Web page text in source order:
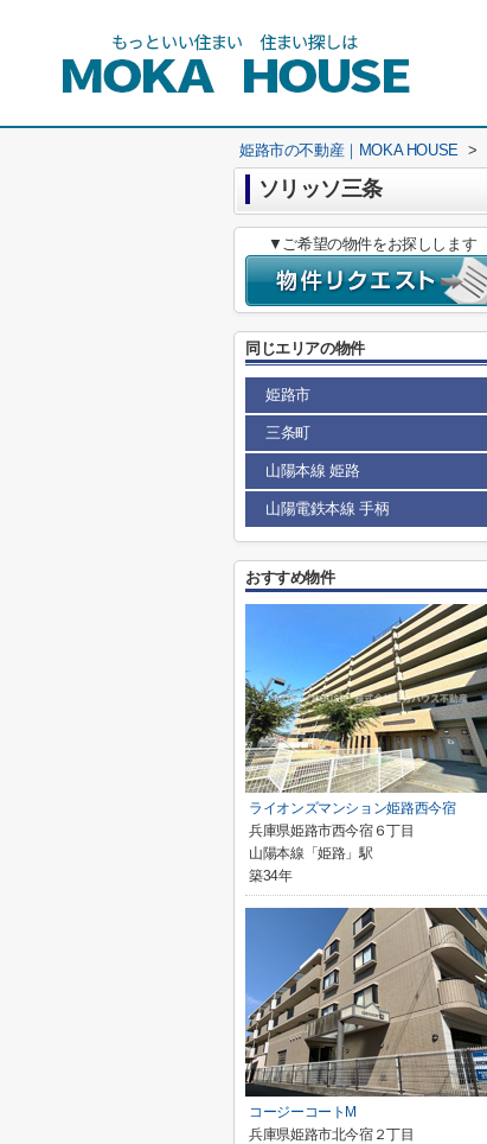
姫路市の不動産｜MOKA HOUSE >
ソリッソ三条
▼ご希望の物件をお探しします
同じエリアの物件
姫路市
三条町
山陽本線 姫路
山陽電鉄本線 手柄
おすすめ物件
ライオンズマンション姫路西今宿
兵庫県姫路市西今宿６丁目
山陽本線「姫路」駅
築34年
コージーコートM
兵庫県姫路市北今宿２丁目